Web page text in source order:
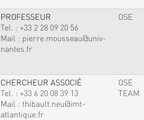
PROFESSEUR
Tel. : +33 2 28 09 20 56
Mail : pierre.mousseau@univ-
nantes.fr
OSE
CHERCHEUR ASSOCIÉ
Tel. : +33 6 20 08 39 13
Mail : thibault.neu@imt-
atlantique.fr
OSE
TEAM